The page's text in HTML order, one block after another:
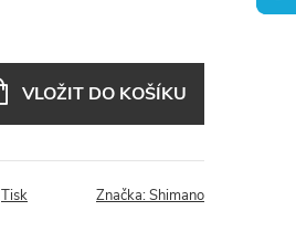
VLOŽIT DO KOŠÍKU
Tisk Značka:Shimano